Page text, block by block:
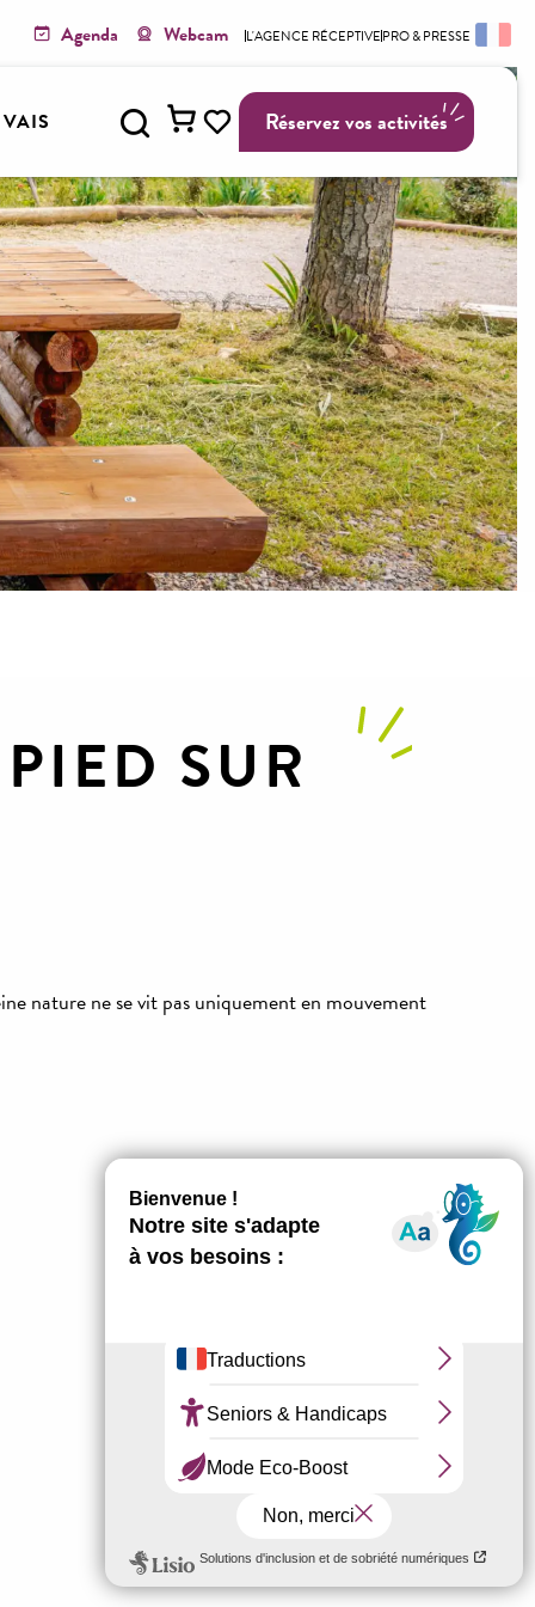
Réservez vos activités
Voir les favoris
Recherche
Agenda Webcam L'AGENCE RÉCEPTIVEPRO & PRESSE
SUR
nature ne se vit pas uniquement en mouvement